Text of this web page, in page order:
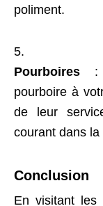
poliment.
Pourboires :
pourboire à
de leur
courant dans
Conclusion
En visitant les